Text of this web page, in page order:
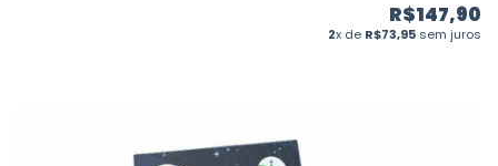
R$147,90
2x de R$73,95 sem juros